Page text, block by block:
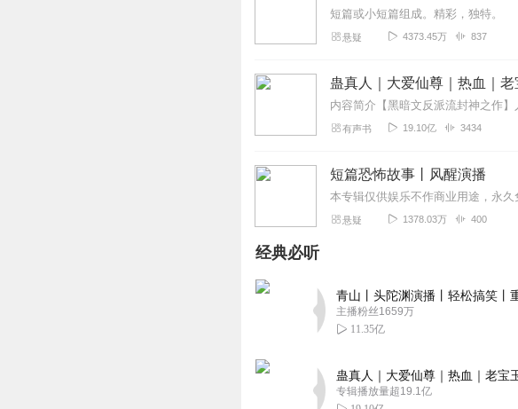
短篇或小短篇组成。精彩，独特。
悬疑 4373.45万 837
蛊真人｜大爱仙尊｜热血｜
有声书 19.10亿 3434
短篇恐怖故事丨风醒演播
本专辑仅供娱乐不作商业用途，永
悬疑 1378.03万 400
经典必听
青山丨头陀渊演播丨轻松搞笑丨
主播粉丝1659万
11.35亿
蛊真人｜大爱仙尊｜热血｜老宝
专辑播放量超19.1亿